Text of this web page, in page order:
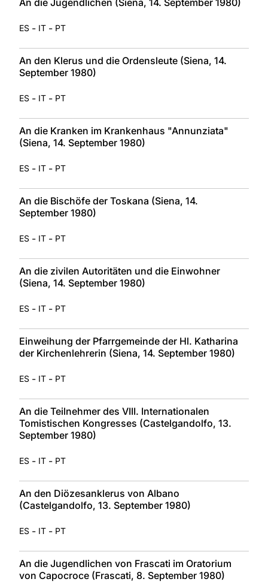
ES - IT - PT
An den Klerus und die Ordensleute (Siena, 14.
September 1980)
ES - IT - PT
An die Kranken im Krankenhaus "Annunziata"
(Siena, 14. September 1980)
ES - IT - PT
An die Bischöfe der Toskana (Siena, 14.
September 1980)
ES - IT - PT
An die zivilen Autoritäten und die Einwohner
(Siena, 14. September 1980)
ES - IT - PT
Einweihung der Pfarrgemeinde der Hl. Katharina
der Kirchenlehrerin (Siena, 14. September 1980)
ES - IT - PT
An die Teilnehmer des VIII. Internationalen
Tomistischen Kongresses (Castelgandolfo, 13.
September 1980)
ES - IT - PT
An den Diözesanklerus von Albano
(Castelgandolfo, 13. September 1980)
ES - IT - PT
An die Jugendlichen von Frascati im Oratorium
von Capocroce (Frascati, 8. September 1980)